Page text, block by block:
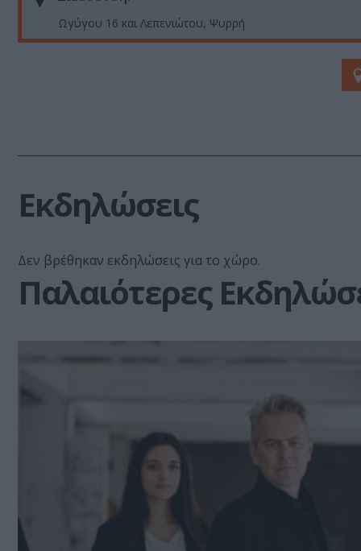
Ωγύγου 16 και Λεπενιώτου, Ψυρρή
Εκδηλώσεις
Δεν βρέθηκαν εκδηλώσεις για το χώρο.
Παλαιότερες